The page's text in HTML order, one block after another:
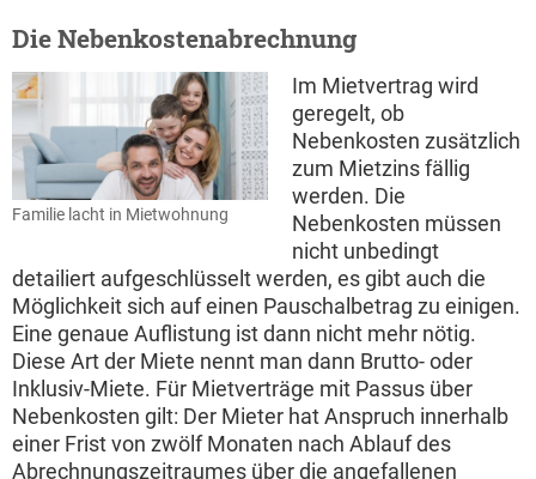
Die Nebenkostenabrechnung
Familie lacht in Mietwohnung
Im Mietvertrag wird
geregelt, ob
Nebenkosten zusätzlich
zum Mietzins fällig
werden. Die
Nebenkosten müssen
nicht unbedingt
detailiert aufgeschlüsselt werden, es gibt auch die
Möglichkeit sich auf einen Pauschalbetrag zu einigen.
Eine genaue Auflistung ist dann nicht mehr nötig.
Diese Art der Miete nennt man dann Brutto- oder
Inklusiv-Miete. Für Mietverträge mit Passus über
Nebenkosten gilt: Der Mieter hat Anspruch innerhalb
einer Frist von zwölf Monaten nach Ablauf des
Abrechnungszeitraumes über die angefallenen